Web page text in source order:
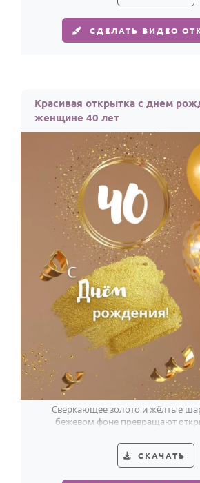
СДЕЛАТЬ ВИДЕО
Красивая открытка с днем
женщине 40 лет
Сверкающее золото и жёлтые
бежевом фоне превращают
СКАЧАТЬ